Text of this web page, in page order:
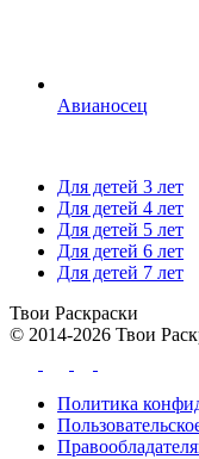
Авианосец
Для детей 3 лет
Для детей 4 лет
Для детей 5 лет
Для детей 6 лет
Для детей 7 лет
Твои Раскраски
© 2014-2026 Твои
Политика